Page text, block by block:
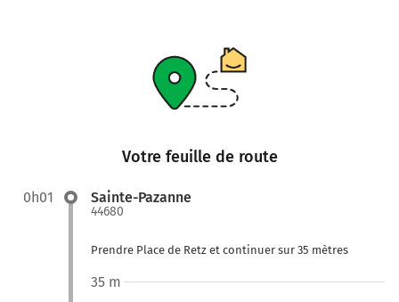
Votre feuille de route
0h01 Sainte-Pazanne
44680
Prendre Place de Retz et continuer sur 35 mètres
35 m